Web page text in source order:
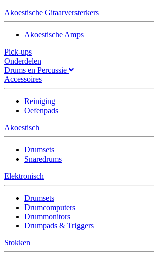
Akoestische Gitaarversterkers
Akoestische Amps
Pick-ups
Onderdelen
Drums en Percussie
Accessoires
Reiniging
Oefenpads
Akoestisch
Drumsets
Snaredrums
Elektronisch
Drumsets
Drumcomputers
Drummonitors
Drumpads & Triggers
Stokken